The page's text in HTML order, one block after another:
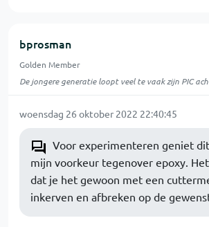
bprosman
Golden Member
De jongere generatie loopt veel te vaak zijn PIC
woensdag 26 oktober 2022 22:40:45
Voor experimenteren geniet
mijn voorkeur tegenover epoxy.
dat je het gewoon met een
inkerven en afbreken op de